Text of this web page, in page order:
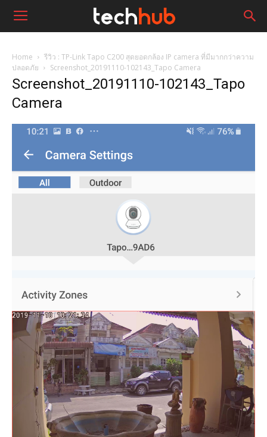
Home
รีวิว : TP-Link Tapo C200 สุดยอดกล้อง IP camera ที่มีมากกว่าความ
ปลอดภัย
Screenshot_20191110-102143_Tapo Camera
Screenshot_20191110-102143_Tapo
Camera